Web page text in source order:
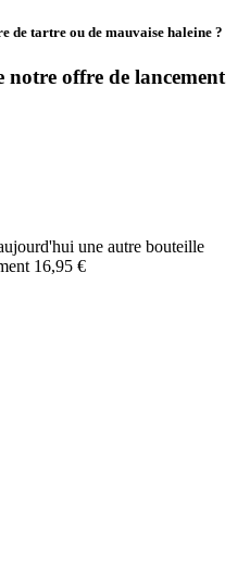
de tartre ou de mauvaise haleine ?
offre de lancement
une autre bouteille
16,95 €